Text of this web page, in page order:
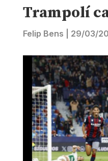
Trampolí
Felip Bens 29/03/